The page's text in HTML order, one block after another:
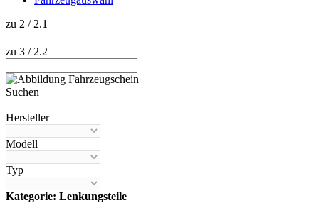
zu 2 / 2.1
zu 3 / 2.2
Suchen
Hersteller
Modell
Typ
Kategorie: Lenkungsteile